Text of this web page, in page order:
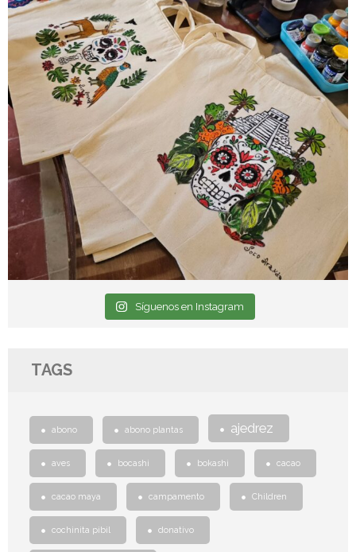
Síguenos en Instagram
TAGS
abono abono plantas ajedrez
aves bocashi bokashi cacao
cacao maya campamento Children
cochinita pibil donativo